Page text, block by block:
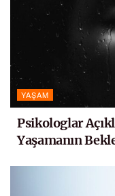
YAŞAM
Psikologlar
Yaşamanın